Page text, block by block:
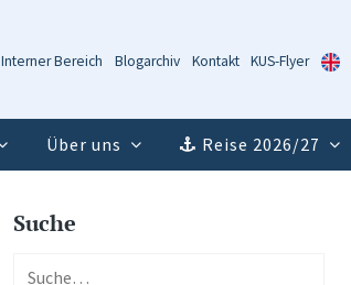
Interner Bereich Blogarchiv Kontakt KUS-Flyer
KUS-
Flyer
Über uns Reise 2026/27
Suche